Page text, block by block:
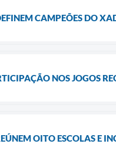
CAMPEÕES DO
NOS JOGOS
OITO ESCOLAS E